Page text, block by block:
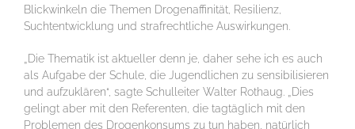
Blickwinkeln die Themen Drogenaffinität, Resilienz,
Suchtentwicklung und strafrechtliche Auswirkungen.
„Die Thematik ist aktueller denn je, daher sehe ich es auch
als Aufgabe der Schule, die Jugendlichen zu sensibilisieren
und aufzuklären“, sagte Schulleiter Walter Rothaug. „Dies
gelingt aber mit den Referenten, die tagtäglich mit den
Problemen des Drogenkonsums zu tun haben, natürlich